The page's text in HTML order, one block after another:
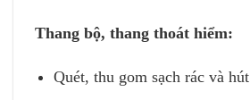
Thang bộ, thang thoát hiểm:
Quét, thu gom sạch rác và